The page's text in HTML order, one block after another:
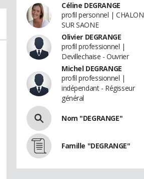
Céline DEGRANGE
profil personnel | CHALON
SUR SAONE
Olivier DEGRANGE
profil professionnel |
Devillechaise - Ouvrier
Michel DEGRANGE
profil professionnel |
indépendant - Régisseur
général
Nom "DEGRANGE"
Famille "DEGRANGE"